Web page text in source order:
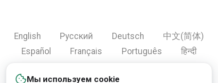
Мы используем cookie
English Русский Deutsch
中文(简体)
Español
Français Português
हिन्दी